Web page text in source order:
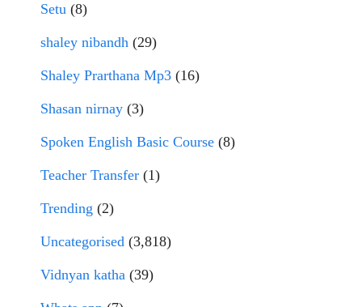
Setu (8)
shaley nibandh (29)
Shaley Prarthana Mp3 (16)
Shasan nirnay (3)
Spoken English Basic Course (8)
Teacher Transfer (1)
Trending (2)
Uncategorised (3,818)
Vidnyan katha (39)